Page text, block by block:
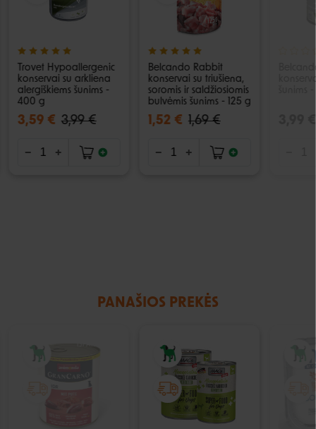
Trovet Hypoallergenic
konservai su arkliena
alergiškiems šunims -
400 g
3,59 € 3,99 €
Belcando Rabbit
konservai su triušiena,
soromis ir saldžiosiomis
bulvėmis šunims - 125 g
1,52 € 1,69 €
PANAŠIOS PREKĖS